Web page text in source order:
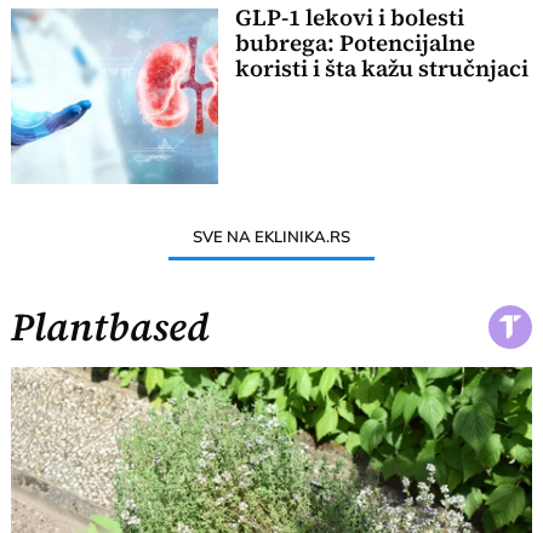
GLP-1 lekovi i bolesti
bubrega: Potencijalne
koristi i šta kažu stručnjaci
SVE NA EKLINIKA.RS
Plantbased